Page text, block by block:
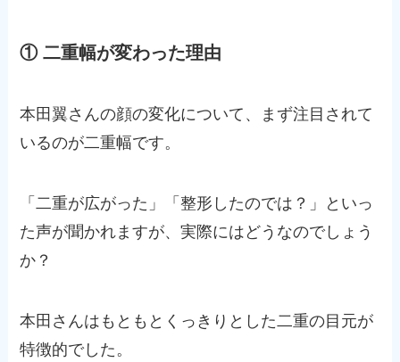
① 二重幅が変わった理由
本田翼さんの顔の変化について、まず注目されて
いるのが二重幅です。
「二重が広がった」「整形したのでは？」といっ
た声が聞かれますが、実際にはどうなのでしょう
か？
本田さんはもともとくっきりとした二重の目元が
特徴的でした。